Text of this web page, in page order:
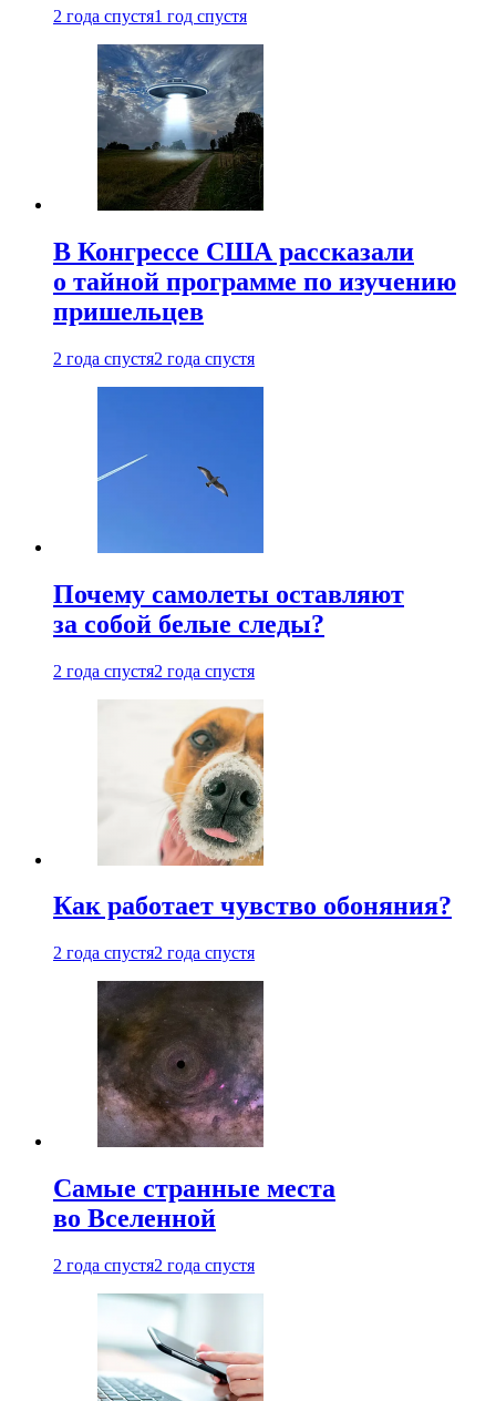
2 года спустя1 год спустя
В Конгрессе США рассказали
о тайной программе по изучению
пришельцев
2 года спустя2 года спустя
Почему самолеты оставляют
за собой белые следы?
2 года спустя2 года спустя
Как работает чувство обоняния?
2 года спустя2 года спустя
Самые странные места
во Вселенной
2 года спустя2 года спустя